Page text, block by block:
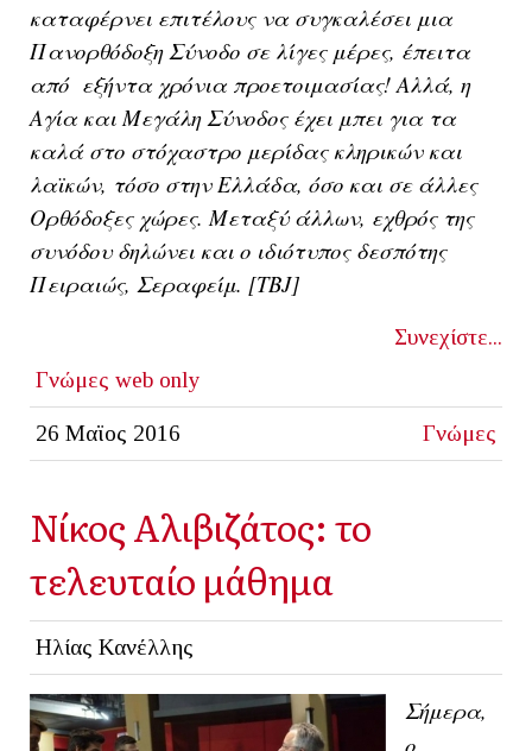
καταφέρνει επιτέλους να συγκαλέσει μια
Πανορθόδοξη Σύνοδο σε λίγες μέρες, έπειτα
από εξήντα χρόνια προετοιμασίας! Αλλά, η
Αγία και Μεγάλη Σύνοδος έχει μπει για τα
καλά στο στόχαστρο μερίδας κληρικών και
λαϊκών, τόσο στην Ελλάδα, όσο και σε άλλες
Ορθόδοξες χώρες. Μεταξύ άλλων, εχθρός της
συνόδου δηλώνει και ο ιδιότυπος δεσπότης
Πειραιώς, Σεραφείμ. [TBJ]
Συνεχίστε...
Γνώμες web only
26 Μαϊος 2016 Γνώμες
Νίκος Αλιβιζάτος: το
τελευταίο μάθημα
Ηλίας Κανέλλης
Σήμερα,
ο